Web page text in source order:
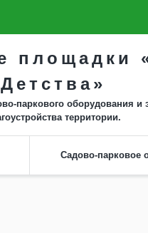
паркового оборудования и
территории.
Садово-парковое